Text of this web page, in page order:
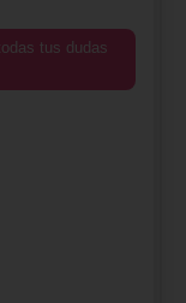
tus dudas